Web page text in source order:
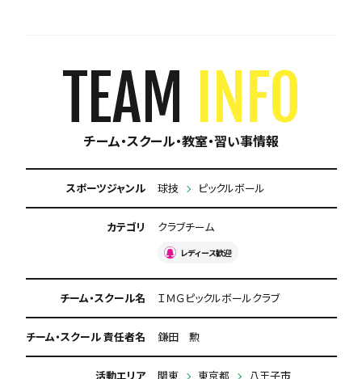
TEAM INFO
チーム・スクール・教室・習い事情報
スポーツジャンル 球技 ピックルボール
カテゴリ クラブチーム
レディース歓迎
チーム・スクール名 ＩＭＧピックルボールクラブ
チーム・スクール 責任者名 鎌田 勲
活動エリア 関東 東京都 八王子市